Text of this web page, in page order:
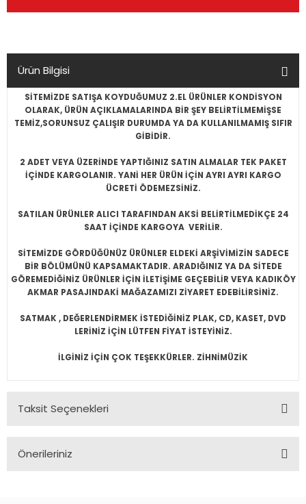
Ürün Bilgisi
SİTEMİZDE SATIŞA KOYDUĞUMUZ 2.EL ÜRÜNLER KONDİSYON
OLARAK, ÜRÜN AÇIKLAMALARINDA BİR ŞEY BELİRTİLMEMİŞSE
TEMİZ,SORUNSUZ ÇALIŞIR DURUMDA YA DA KULLANILMAMIŞ SIFIR
GİBİDİR.
2 ADET VEYA ÜZERİNDE YAPTIĞINIZ SATIN ALMALAR TEK PAKET
İÇİNDE KARGOLANIR. YANİ HER ÜRÜN İÇİN AYRI AYRI KARGO
ÜCRETİ ÖDEMEZSİNİZ.
SATILAN ÜRÜNLER ALICI TARAFINDAN AKSİ BELİRTİLMEDİKÇE 24
SAAT İÇİNDE KARGOYA VERİLİR.
SİTEMİZDE GÖRDÜĞÜNÜZ ÜRÜNLER ELDEKİ ARŞİVİMİZİN SADECE
BİR BÖLÜMÜNÜ KAPSAMAKTADIR. ARADIĞINIZ YA DA SİTEDE
GÖREMEDİĞİNİZ ÜRÜNLER İÇİN İLETİŞİME GEÇEBİLİR VEYA KADIKÖY
AKMAR PASAJINDAKİ MAĞAZAMIZI ZİYARET EDEBİLİRSİNİZ.
SATMAK , DEĞERLENDİRMEK İSTEDİĞİNİZ PLAK, CD, KASET, DVD
LERİNİZ İÇİN LÜTFEN FİYAT İSTEYİNİZ.
İLGİNİZ İÇİN ÇOK TEŞEKKÜRLER. ZİHNİMÜZİK
Taksit Seçenekleri
Önerileriniz